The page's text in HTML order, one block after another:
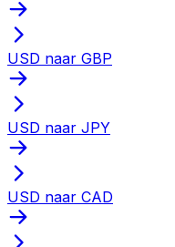
USD naar GBP
USD naar JPY
USD naar CAD